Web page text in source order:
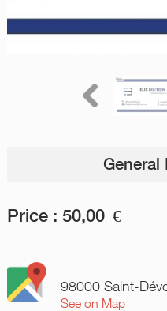
General
Price : 50,00 €
98000 Saint-
See on Map